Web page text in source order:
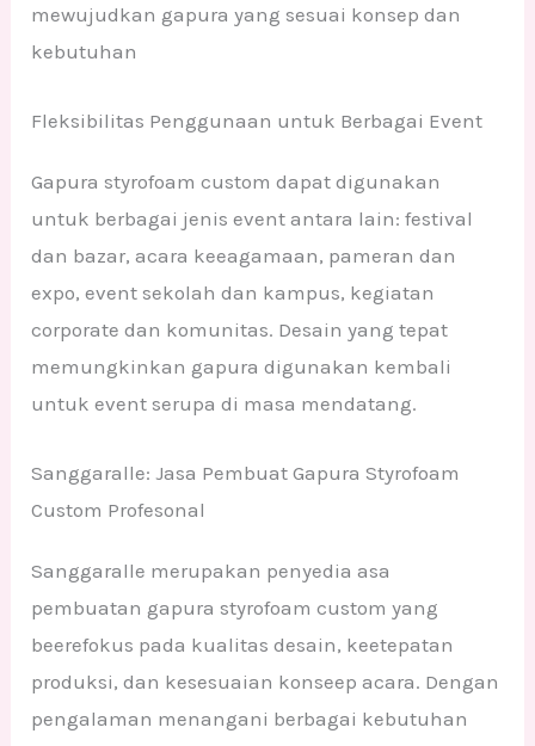
mewujudkan gapura yang sesuai konsep dan
kebutuhan
Fleksibilitas Penggunaan untuk Berbagai Event
Gapura styrofoam custom dapat digunakan
untuk berbagai jenis event antara lain: festival
dan bazar, acara keeagamaan, pameran dan
expo, event sekolah dan kampus, kegiatan
corporate dan komunitas. Desain yang tepat
memungkinkan gapura digunakan kembali
untuk event serupa di masa mendatang.
Sanggaralle: Jasa Pembuat Gapura Styrofoam
Custom Profesonal
Sanggaralle merupakan penyedia asa
pembuatan gapura styrofoam custom yang
beerefokus pada kualitas desain, keetepatan
produksi, dan kesesuaian konseep acara. Dengan
pengalaman menangani berbagai kebutuhan